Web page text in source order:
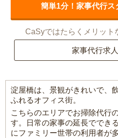
簡単1分！家事代行ス
CaSyではたらくメリット
家事代行求
淀屋橋は、景観がきれいで、
ふれるオフィス街。
こちらのエリアでお掃除代行
す。日常の家事の延長ででき
にファミリー世帯の利用者が